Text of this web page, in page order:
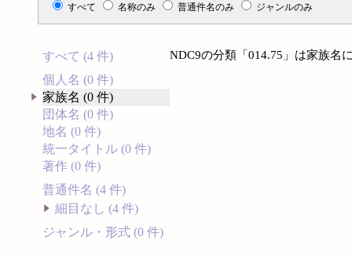
すべて 名称のみ 普通件名のみ ジャンルのみ
すべて (4 件)
個人名 (0 件)
家族名 (0 件)
団体名 (0 件)
地名 (0 件)
統一タイトル (0 件)
著作 (0 件)
普通件名 (4 件)
細目なし (4 件)
ジャンル・形式 (0 件)
NDC9の分類「014.75」は家族名